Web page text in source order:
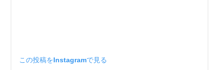
この投稿をInstagramで見る